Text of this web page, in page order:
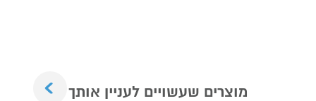
מוצרים שעשויים לעניין אותך